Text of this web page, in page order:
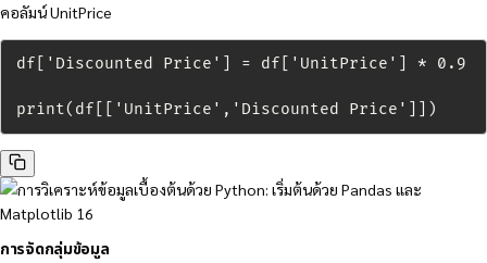
คอลัมน์ UnitPrice
df['Discounted Price'] = df['UnitPrice'] * 0.9
print(df[['UnitPrice','Discounted Price']])
การจัดกลุ่มข้อมูล